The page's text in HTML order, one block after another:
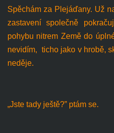
Spěchám za Plejáďany. Už
zastavení společně
pohybu nitrem Země do
nevidím, ticho jako v hrobě,
neděje.
„Jste tady ještě?” ptám se.